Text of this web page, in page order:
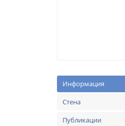
Информация
Стена
Публикации